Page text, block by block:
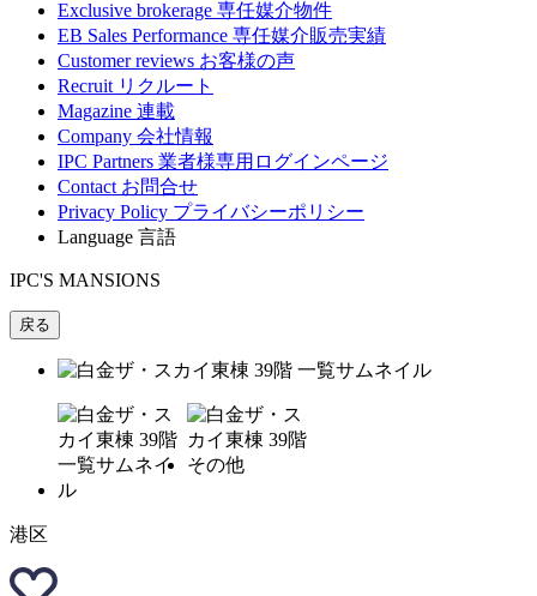
Exclusive brokerage 専任媒介物件
EB Sales Performance 専任媒介販売実績
Customer reviews お客様の声
Recruit リクルート
Magazine 連載
Company 会社情報
IPC Partners 業者様専用ログインページ
Contact お問合せ
Privacy Policy プライバシーポリシー
Language 言語
IPC'S MANSIONS
戻る
港区